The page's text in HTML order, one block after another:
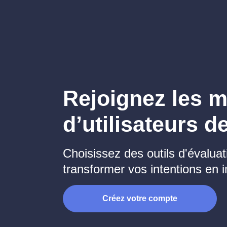
Rejoignez les
d’utilisateurs
Choisissez des outils
transformer vos intentions en
Créez votre compte